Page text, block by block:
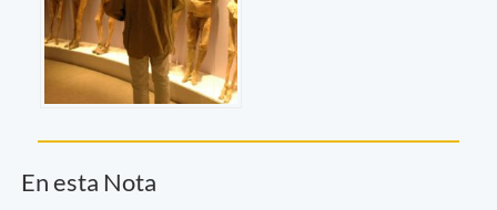
En esta Nota